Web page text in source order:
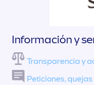
Información y
Transparencia y
Peticiones,